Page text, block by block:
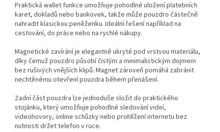
Praktická wallet funkce umožňuje pohodlné uložení platebních
karet, dokladů nebo bankovek, takže může pouzdro částečně
nahradit klasickou peněženku. Ideální řešení například na
cestování, do práce nebo na rychlé nákupy.
Magnetické zavírání je elegantně ukryté pod vrstvou materiálu,
díky čemuž pouzdro působí čistým a minimalistickým dojmem
bez rušivých vnějších klipů. Magnet zároveň pomáhá zabránit
nechtěnému otevření pouzdra během přenášení.
Zadní část pouzdra lze jednoduše složit do praktického
stojánku, který umožňuje pohodlné sledování videí,
videohovory, online schůzky nebo prohlížení internetu bez
nutnosti držet telefon v ruce.